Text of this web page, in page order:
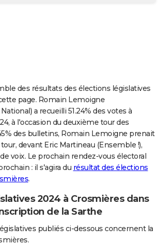
des résultats des élections législatives
page. Romain Lemoigne
a recueilli 51.24% des votes à
à l'occasion du deuxième tour des
des bulletins, Romain Lemoigne prenait
devant Eric Martineau (Ensemble !),
voix. Le prochain rendez-vous électoral
: il s'agira du résultat des élections
.
2024 à Crosmières dans
de la Sarthe
publiés ci-dessous concernent la